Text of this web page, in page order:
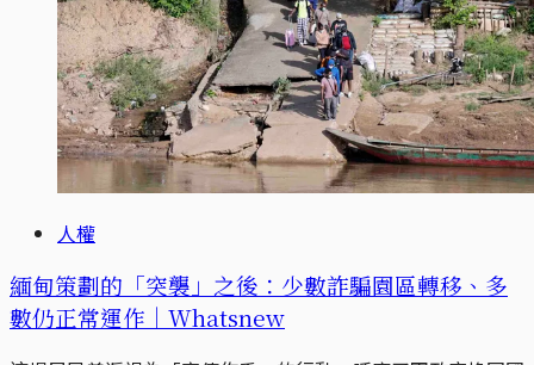
人權
緬甸策劃的「突襲」之後：少數詐騙園區轉移、多
數仍正常運作｜Whatsnew